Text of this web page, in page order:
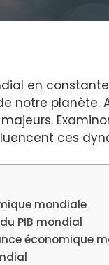
en
notre planète.
ces
mondiale
PIB mondial
économique